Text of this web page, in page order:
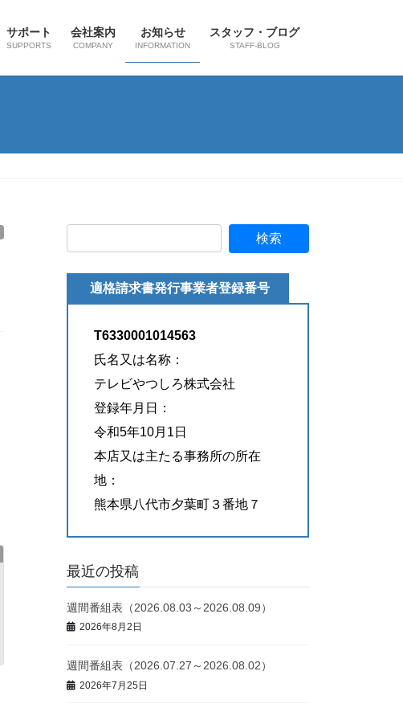
サポート
SUPPORTS
会社案内
COMPANY
お知らせ
INFORMATION
スタッフ・ブログ
STAFF-BLOG
適格請求書発行事業者登録番号
T6330001014563
氏名又は名称：
テレビやつしろ株式会社
登録年月日：
令和5年10月1日
本店又は主たる事務所の所在
地：
熊本県八代市夕葉町３番地７
最近の投稿
週間番組表（2026.08.03～2026.08.09）
2026年8月2日
週間番組表（2026.07.27～2026.08.02）
2026年7月25日